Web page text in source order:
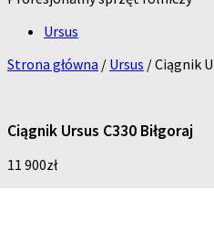
Ursus
Strona główna / Ursus / Ciągnik
Ciągnik Ursus C330 Biłgoraj
11 900zł